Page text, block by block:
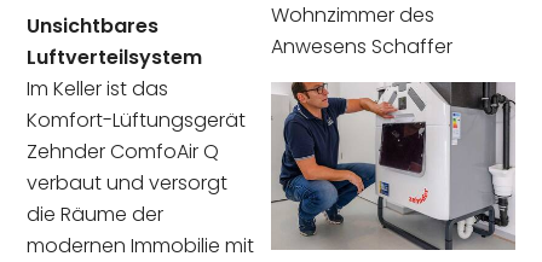
Wohnzimmer des
Anwesens Schaffer
Unsichtbares
Luftverteilsystem
Im Keller ist das
Komfort-Lüftungsgerät
Zehnder ComfoAir Q
verbaut und versorgt
die Räume der
modernen Immobilie mit